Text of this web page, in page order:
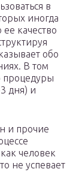
в
иногда
качество
обо
В том
процедуры
дня) и
и прочие
человек
не успевает